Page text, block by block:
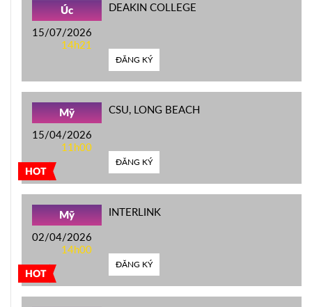
Úc
15/07/2026
14h21
DEAKIN COLLEGE
ĐĂNG KÝ
HOT
Mỹ
15/04/2026
11h00
CSU, LONG BEACH
ĐĂNG KÝ
HOT
Mỹ
02/04/2026
14h00
INTERLINK
ĐĂNG KÝ